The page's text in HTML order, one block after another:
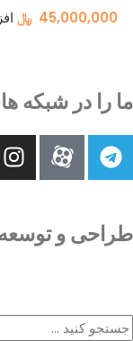
45,000,000 ﷼
ما را در شبکه
طراحی و